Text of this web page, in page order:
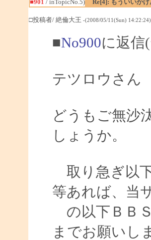
■901 / inTopicNo.5) Re[4]: もういいか
□投稿者/ 絶倫大王 -(2008/05/11(Sun) 14:22:24)
■No900に返信
テツロウさん
どうもご無沙
しょうか。
取り急ぎ以
等あれば、当
の以下ＢＢ
までお願いし